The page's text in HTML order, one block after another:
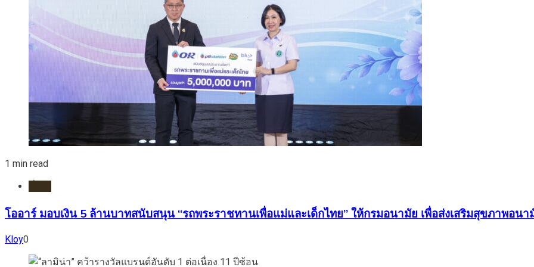
1 min read
โออาร์ มอบเงิน 5 ล้านบาทสนับสนุน “รถพระราชทานเพื่อแม่และเด็กไทย” ให้กรมอนามัย เพื่อส่งเสริมสุขภาพอนา
Kloy0